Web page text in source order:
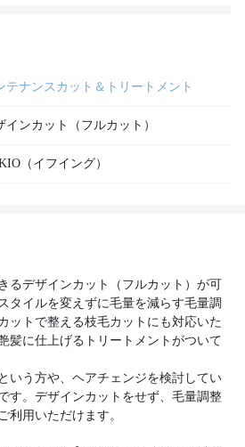
テナンスカット＆トリートメント
インカット（フルカット）
（イフイング）
るデザインカット（フルカット）が可
タイルを変えずに毛量を減らす毛量調
ットで整える枝毛カットにも対応いた
髪に仕上げるトリートメントがついて
いう方や、ヘアチェンジを検討してい
す。デザインカットをせず、毛量調整
利用いただけます。